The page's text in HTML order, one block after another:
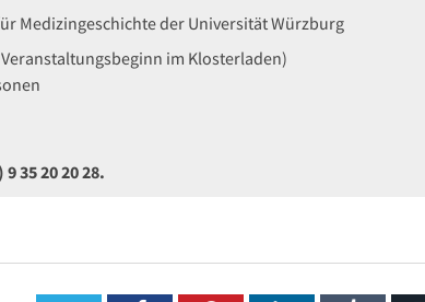
Medizingeschichte der Universität Würzburg
im Klosterladen)
35 20 20 28.